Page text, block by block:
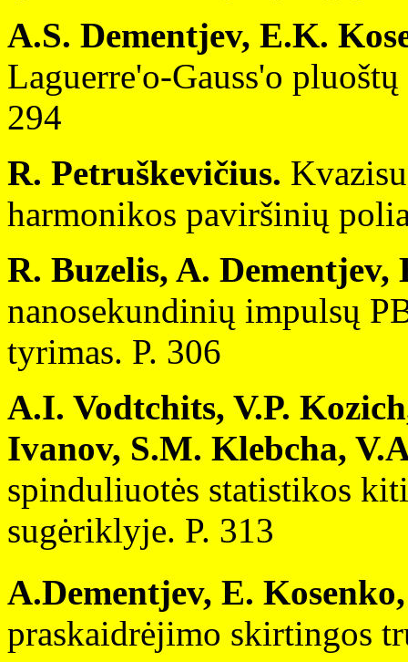
A.S. Dementjev, E.K.
Laguerre'o-Gauss'o
294
R. Petruškevičius.
harmonikos paviršinių
R. Buzelis, A. Dementjev,
nanosekundinių impulsų
tyrimas. P. 306
A.I. Vodtchits, V.P.
Ivanov, S.M. Klebcha,
spinduliuotės statistikos
sugėriklyje. P. 313
A.Dementjev, E.
praskaidrėjimo skirtingos